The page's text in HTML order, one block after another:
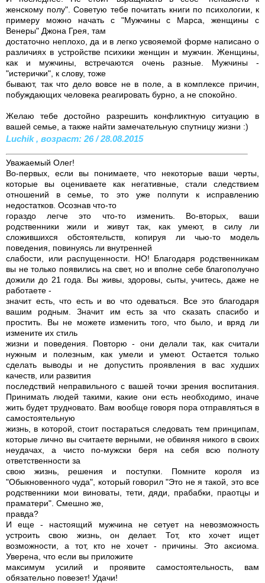
женскому полу". Советую тебе почитать книги по психологии, к
примеру можно начать с "Мужчины с Марса, женщины с
Венеры" Джона Грея, там
достаточно неплохо, да и в легко усвояемой форме написано о
различиях в устройстве психики женщин и мужчин. Женщины,
как и мужчины, встречаются очень разные. Мужчины -
"истерички", к слову, тоже
бывают, так что дело вовсе не в поле, а в комплексе причин,
побуждающих человека реагировать бурно, а не спокойно.
Желаю тебе достойно разрешить конфликтную ситуацию в
вашей семье, а также найти замечательную спутницу жизни :)
Luchik , возраст: 26 / 28.08.2015
Уважаемый Олег!
Во-первых, если вы понимаете, что некоторые ваши черты,
которые вы оцениваете как негативные, стали следствием
отношений в семье, то это уже полпути к исправлению
недостатков. Осознав что-то
гораздо легче это что-то изменить. Во-вторых, ваши
родственники жили и живут так, как умеют, в силу ли
сложившихся обстоятельств, копируя ли чью-то модель
поведения, повинуясь ли внутренней
слабости, или распущенности. НО! Благодаря родственникам
вы не только появились на свет, но и вполне себе благополучно
дожили до 21 года. Вы живы, здоровы, сыты, учитесь, даже не
работаете -
значит есть, что есть и во что одеваться. Все это благодаря
вашим родным. Значит им есть за что сказать спасибо и
простить. Вы не можете изменить того, что было, и вряд ли
измените их стиль
жизни и поведения. Повторю - они делали так, как считали
нужным и полезным, как умели и умеют. Остается только
сделать выводы и не допустить проявления в вас худших
качеств, или развития
последствий неправильного с вашей точки зрения воспитания.
Принимать людей такими, какие они есть необходимо, иначе
жить будет трудновато. Вам вообще говоря пора отправляться в
самостоятельную
жизнь, в которой, стоит постараться следовать тем принципам,
которые лично вы считаете верными, не обвиняя никого в своих
неудачах, а чисто по-мужски беря на себя всю полноту
ответственности за
свою жизнь, решения и поступки. Помните короля из
"Обыкновенного чуда", который говорил "Это не я такой, это все
родственники мои виноваты, тети, дяди, прабабки, праотцы и
праматери". Смешно же,
правда?
И еще - настоящий мужчина не сетует на невозможность
устроить свою жизнь, он делает. Тот, кто хочет ищет
возможности, а тот, кто не хочет - причины. Это аксиома.
Уверена, что если вы приложите
максимум усилий и проявите самостоятельность, вам
обязательно повезет! Удачи!